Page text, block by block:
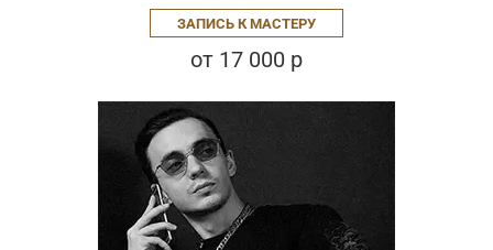
ЗАПИСЬ К МАСТЕРУ
от 17 000 р